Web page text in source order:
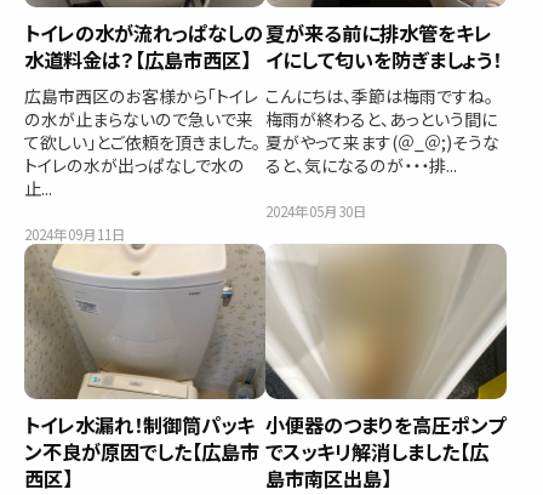
トイレの水が流れっぱなしの
水道料金は？【広島市西区】
広島市西区のお客様から「トイレ
の水が止まらないので急いで来
て欲しい」とご依頼を頂きました。
トイレの水が出っぱなしで水の
止...
2024年09月11日
夏が来る前に排水管をキレ
イにして匂いを防ぎましょう！
こんにちは、季節は梅雨ですね。
梅雨が終わると、あっという間に
夏がやって来ます(＠_＠;)そうな
ると、気になるのが・・・排...
2024年05月30日
トイレ水漏れ！制御筒パッキ
ン不良が原因でした【広島市
西区】
小便器のつまりを高圧ポンプ
でスッキリ解消しました【広
島市南区出島】